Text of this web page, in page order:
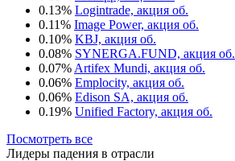
0.13% Logintrade, акция об.
0.11% Image Power, акция об.
0.10% KBJ, акция об.
0.08% SYNERGA.FUND, акция об.
0.07% Artifex Mundi, акция об.
0.06% Emplocity, акция об.
0.06% Edison SA, акция об.
0.19% Unified Factory, акция об.
Посмотреть все
Лидеры падения в отрасли